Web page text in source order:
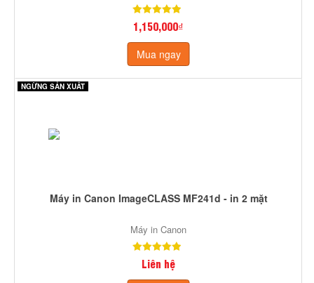
1,150,000₫
Mua ngay
NGỪNG SẢN XUẤT
Máy in Canon ImageCLASS MF241d - in 2 mặt
Máy in Canon
Liên hệ